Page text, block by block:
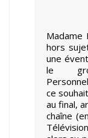
Madame
hors
une
le
ce
au final,
chaîne